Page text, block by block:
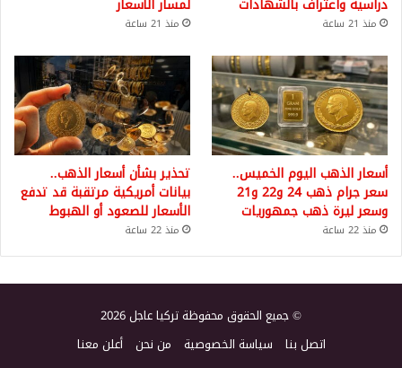
دراسية واعتراف بالشهادات
منذ 21 ساعة
لمسار الأسعار
منذ 21 ساعة
أسعار الذهب اليوم الخميس..
سعر جرام ذهب 24 و22 و21
وسعر ليرة ذهب جمهوريات
منذ 22 ساعة
تحذير بشأن أسعار الذهب..
بيانات أمريكية مرتقبة قد تدفع
الأسعار للصعود أو الهبوط
منذ 22 ساعة
© جميع الحقوق محفوظة تركيا عاجل 2026
اتصل بنا سياسة الخصوصية من نحن أعلن معنا